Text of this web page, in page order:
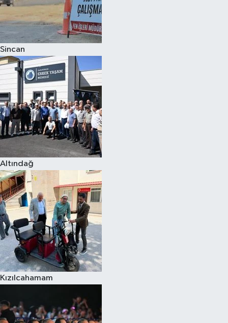
Sincan
Altındağ
Kızılcahamam